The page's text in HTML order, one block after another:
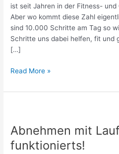
ist seit Jahren in der Fitness-
Aber wo kommt diese Zahl
sind 10.000 Schritte am Tag so
Schritte uns dabei helfen, fit und
[…]
Read More »
Abnehmen mit
funktionierts!
Laufen:
So
funktionierts!